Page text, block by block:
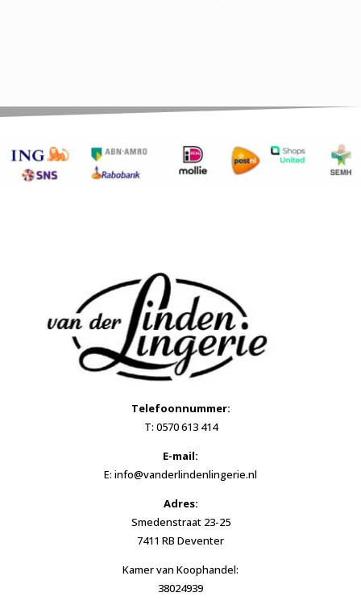
Telefoonnummer:
T: 0570 613 414
E-mail:
E: info@vanderlindenlingerie.nl
Adres:
Smedenstraat 23-25
7411 RB Deventer
Kamer van Koophandel:
38024939